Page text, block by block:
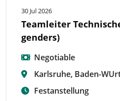
30 Jul 2026
Teamleiter
genders)
Negotiable
Karlsruhe, Baden-
Festanstellung